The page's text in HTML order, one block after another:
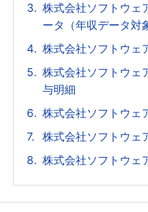
株式会社ソフトウェ
ータ（年収データ対
株式会社ソフトウェ
株式会社ソフトウェ
与明細
株式会社ソフトウェ
株式会社ソフトウェ
株式会社ソフトウェ